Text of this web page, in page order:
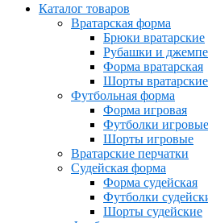
Каталог товаров
Вратарская форма
Брюки вратарские
Рубашки и
Форма вратарская
Шорты вратарские
Футбольная форма
Форма игровая
Футболки игровые
Шорты игровые
Вратарские перчатки
Судейская форма
Форма судейская
Футболки
Шорты судейские